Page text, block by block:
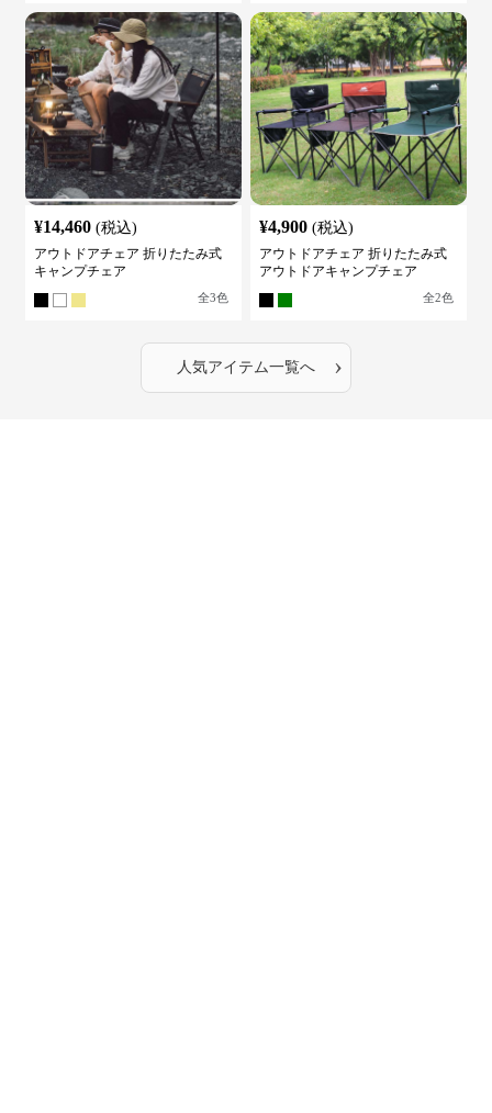
¥14,460 (税込)
アウトドアチェア 折りたたみ式
キャンプチェア
全3色
¥4,900 (税込)
アウトドアチェア 折りたたみ式
アウトドアキャンプチェア
全2色
人気アイテム一覧へ ›